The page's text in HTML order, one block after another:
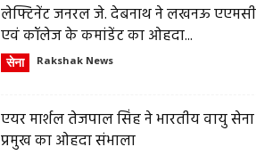
लेफ्टिनेंट जनरल जे. देबनाथ ने लखनऊ
एवं कॉलेज के कमांडेंट का ओहदा...
सेना Rakshak News
एयर मार्शल तेजपाल सिंह ने भारतीय वायु
प्रमुख का ओहदा संभाला